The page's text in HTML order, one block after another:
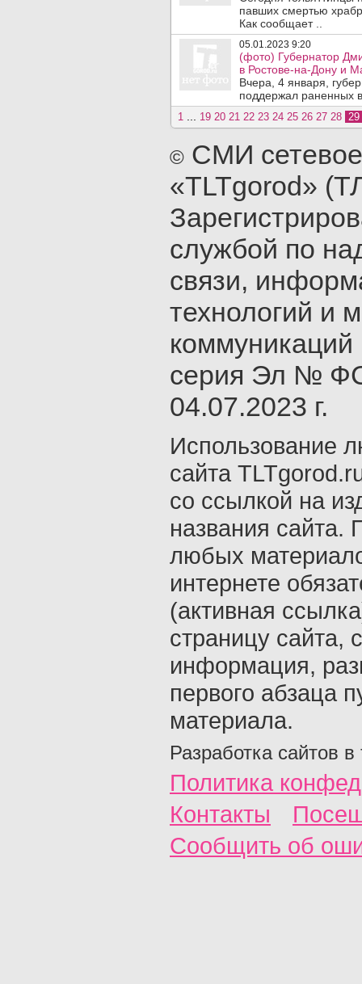
павших смертью
Как сообщает ..
05.01.2023 9:20
(фото) Губернатор
в Ростове-на-Дону и
Вчера, 4 января,
поддержал раненных
1 19 20 21 22 23 24 25 26 27 28 29
© СМИ
«TLTgorod»
службой по
связи,
технологий и
серия Эл №
04.07.2023 г.
Использование
сайта
со ссылкой на
названия сайта.
любых
интернете
(активная
страницу сайта,
информация,
первого абзаца
материала.
Разработка сайтов в
Политика
Контакты
Сообщить об